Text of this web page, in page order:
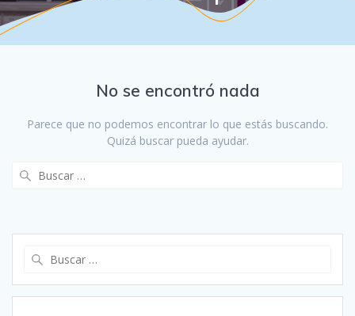
No se encontró nada
Parece que no podemos encontrar lo que estás buscando.
Quizá buscar pueda ayudar.